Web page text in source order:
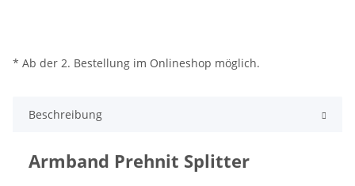
* Ab der 2. Bestellung im Onlineshop möglich.
Beschreibung
Armband Prehnit Splitter